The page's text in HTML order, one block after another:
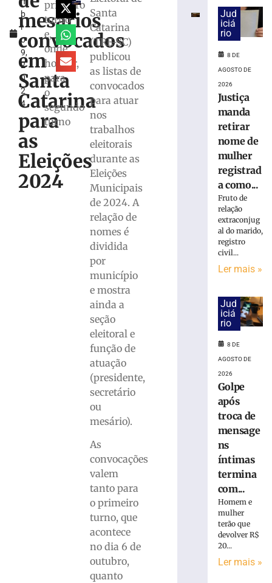
b
r
o
9,
2
0
2
4
mesários
convocados
em
Santa
Catarina
para
as
Eleições
2024
primeiro
turno
e,
onde
houver,
para
o
segundo
turno
Santa
Catarina
(TRE-SC)
publicou
as listas de
convocados
para atuar
nos
trabalhos
eleitorais
durante as
Eleições
Municipais
de 2024. A
relação de
nomes é
dividida
por
município
e mostra
ainda a
seção
eleitoral e
função de
atuação
(presidente,
secretário
ou
mesário).
As
convocações
valem
tanto para
o primeiro
turno, que
acontece
no dia 6 de
outubro,
quanto
monitorar
eleições
TRE-
realiza
distribuição
18.860
eletrônicas
Cratera
“engole”
caminhão
Jud
iciá
rio
8 DE
AGOSTO DE
2026
Justiça
manda
retirar
nome de
mulher
registrad
a como...
Fruto de
relação
extraconjug
al do marido,
registro
civil...
Ler mais »
Jud
iciá
rio
8 DE
AGOSTO DE
2026
Golpe
após
troca de
mensage
ns
íntimas
termina
com...
Homem e
mulher
terão que
devolver R$
20...
Ler mais »